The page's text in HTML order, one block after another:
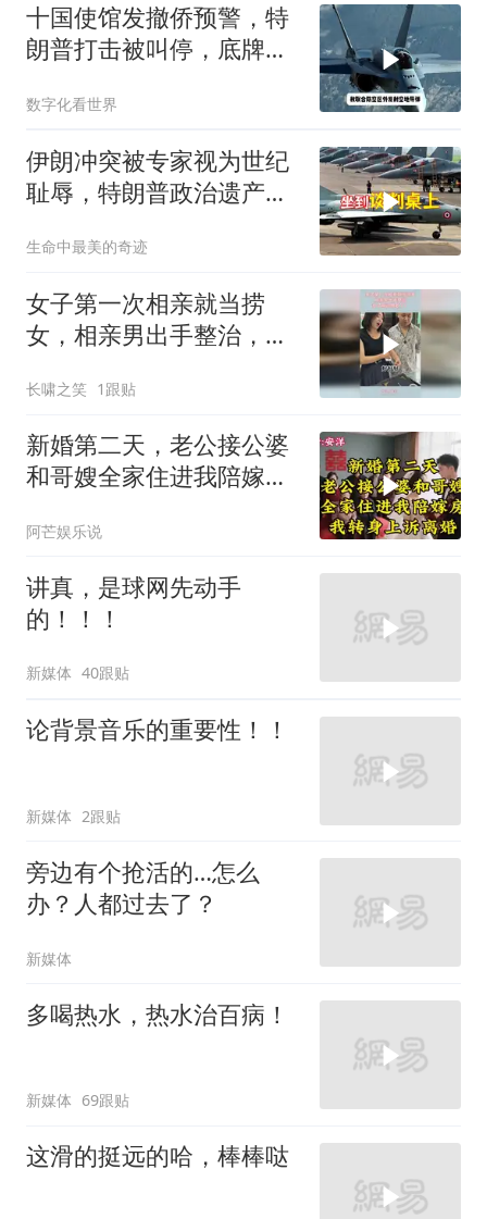
十国使馆发撤侨预警，特
朗普打击被叫停，底牌将
数字化看世界
伊朗冲突被专家视为世纪
耻辱，特朗普政治遗产遭
生命中最美的奇迹
女子第一次相亲就当捞
女，相亲男出手整治，女
长啸之笑 1跟贴
新婚第二天，老公接公婆
和哥嫂全家住进我陪嫁房
阿芒娱乐说
讲真，是球网先动手
的！！！
新媒体 40跟贴
论背景音乐的重要性！！
新媒体 2跟贴
旁边有个抢活的…怎么
办？人都过去了？
新媒体
多喝热水，热水治百病！
新媒体 69跟贴
这滑的挺远的哈，棒棒哒